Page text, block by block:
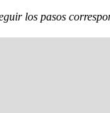
los pasos